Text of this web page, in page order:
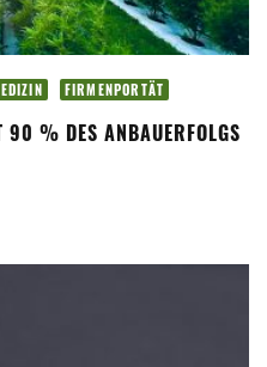
FIRMENPORTÄT
90 % DES ANBAUERFOLGS